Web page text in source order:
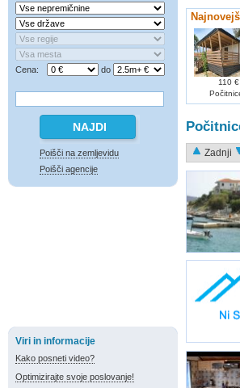
Cena: do
Poišči na zemljevidu
Poišči agencije
Viri in informacije
Kako posneti video?
Optimizirajte svoje poslovanje!
110 €
Zadnji